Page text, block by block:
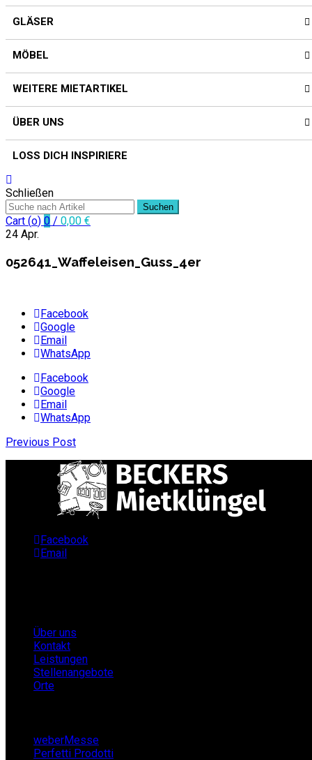
GLÄSER
MÖBEL
WEITERE MIETARTIKEL
ÜBER UNS
LOSS DICH INSPIRIERE
Schließen
Suchen
Cart (o) 0 / 0,00 €
24 Apr.
052641_Waffeleisen_Guss_4er
Facebook
Google
Email
WhatsApp
Facebook
Google
Email
WhatsApp
Previous Post
Facebook
Email
Über uns
Kontakt
Leistungen
Stellenangebote
Orte
weberMesse
Perfetti Prodotti